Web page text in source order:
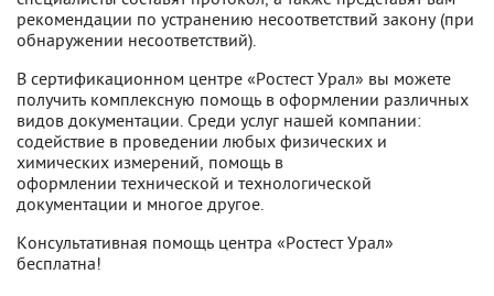
рекомендации по устранению несоответствий закону (при
обнаружении несоответствий).
В сертификационном центре «Ростест Урал» вы можете
получить комплексную помощь в оформлении различных
видов документации. Среди услуг нашей компании:
содействие в проведении любых физических и
химических измерений, помощь в
оформлении технической и технологической
документации и многое другое.
Консультативная помощь центра «Ростест Урал»
бесплатна!